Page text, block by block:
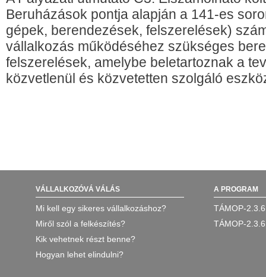
Beruházások pontja alapján a 141-es
gépek, berendezések, felszerelések)
vállalkozás működéséhez szükséges
felszerelések, amelybe beletartoznak a
közvetlenül és közvetetten szolgáló
VÁLLALKOZÓVÁ VÁLÁS
Mi kell egy sikeres vállalkozáshoz?
Miről szól a felkészítés?
Kik vehetnek részt benne?
Hogyan lehet elindulni?
A PROGRAM
TÁMOP-
TÁMOP-